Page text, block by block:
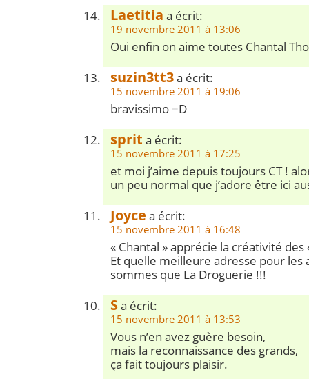
Laetitia a écrit:
19 novembre 2011 à 13:06
Oui enfin on aime toutes Chantal
suzin3tt3a écrit:
15 novembre 2011 à 19:06
bravissimo =D
sprit a écrit:
15 novembre 2011 à 17:25
et moi j’aime depuis toujours CT !
un peu normal que j’adore être ici
Joyce a écrit:
15 novembre 2011 à 16:48
« Chantal » apprécie la créativité des
Et quelle meilleure adresse pour les
sommes que La Droguerie !!!
Sa écrit:
15 novembre 2011 à 13:53
Vous n’en avez guère besoin,
mais la reconnaissance des grands,
ça fait toujours plaisir.